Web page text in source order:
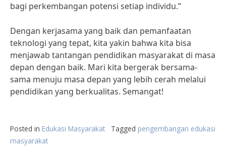
bagi perkembangan potensi setiap individu.”
Dengan kerjasama yang baik dan pemanfaatan
teknologi yang tepat, kita yakin bahwa kita bisa
menjawab tantangan pendidikan masyarakat di masa
depan dengan baik. Mari kita bergerak bersama-
sama menuju masa depan yang lebih cerah melalui
pendidikan yang berkualitas. Semangat!
Posted in Edukasi Masyarakat Tagged pengembangan edukasi
masyarakat